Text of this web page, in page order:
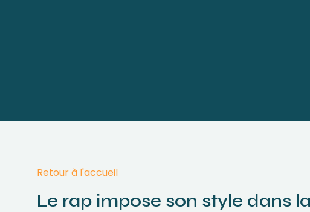
Retour à l'accueil
Le rap impose son style dans